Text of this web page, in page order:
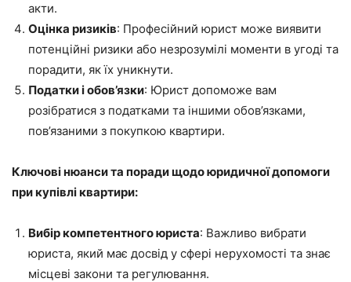
акти.
Оцінка ризиків: Професійний юрист може виявити
потенційні ризики або незрозумілі моменти в угоді та
порадити, як їх уникнути.
Податки і обов’язки: Юрист допоможе вам
розібратися з податками та іншими обов’язками,
пов’язаними з покупкою квартири.
Ключові нюанси та поради щодо юридичної допомоги
при купівлі квартири:
Вибір компетентного юриста: Важливо вибрати
юриста, який має досвід у сфері нерухомості та знає
місцеві закони та регулювання.